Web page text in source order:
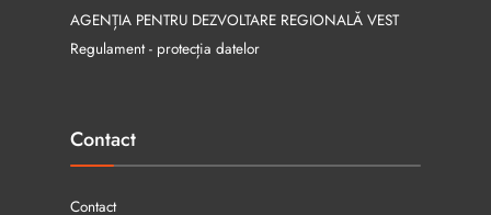
AGENȚIA PENTRU DEZVOLTARE REGIONALĂ VEST
Regulament - protecția datelor
Contact
Contact